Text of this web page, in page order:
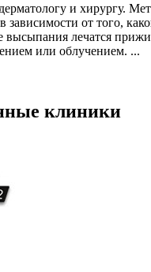
и хирургу.
от того,
высыпания лечатся
или облучением. ...
клиники